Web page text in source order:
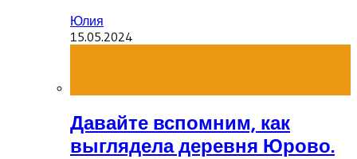
Юлия
15.05.2024
Давайте вспомним, как
выглядела деревня Юрово.